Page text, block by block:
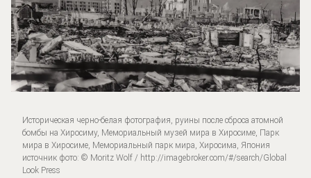
Историческая черно-белая фотография, руины после сброса атомной
бомбы на Хиросиму, Мемориальный музей мира в Хиросиме, Парк
мира в Хиросиме, Мемориальный парк мира, Хиросима, Япония
источник фото: © Moritz Wolf / http://imagebroker.com/#/search/Global
Look Press